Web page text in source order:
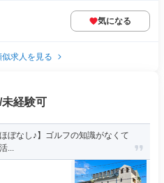
気になる
求人を見る
経験可
ぼなし♪】ゴルフの知識がなくて
...